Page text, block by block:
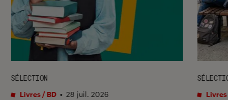
SÉLECTION
Livres / BD • 28 juil. 2026 Livres